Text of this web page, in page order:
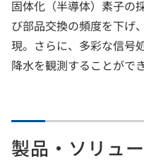
固体化（半導体）素子の
び部品交換の頻度を下げ
現。さらに、多彩な信号
降水を観測することがで
製品・ソリュ